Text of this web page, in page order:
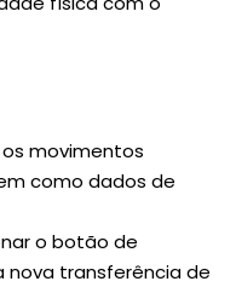
movimentos
como dados de
o botão de
nova transferência de